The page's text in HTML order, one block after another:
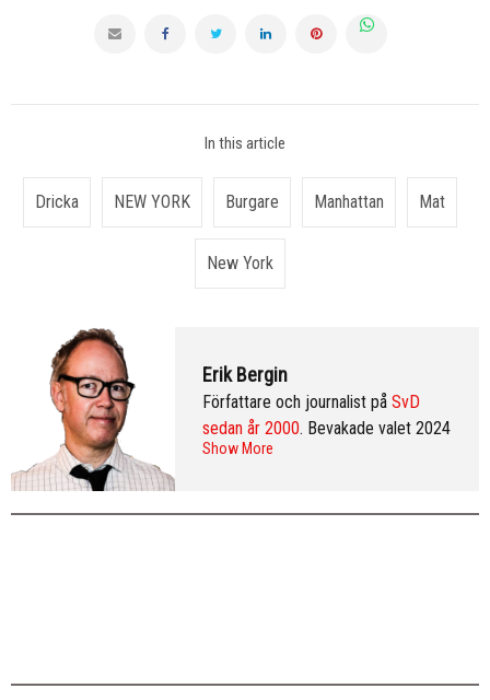
In this article
Dricka NEW YORK Burgare Manhattan Mat
New York
Erik Bergin
Författare och journalist på SvD
sedan år 2000. Bevakade valet 2024
från Washington DC och var SvD:s
Show More